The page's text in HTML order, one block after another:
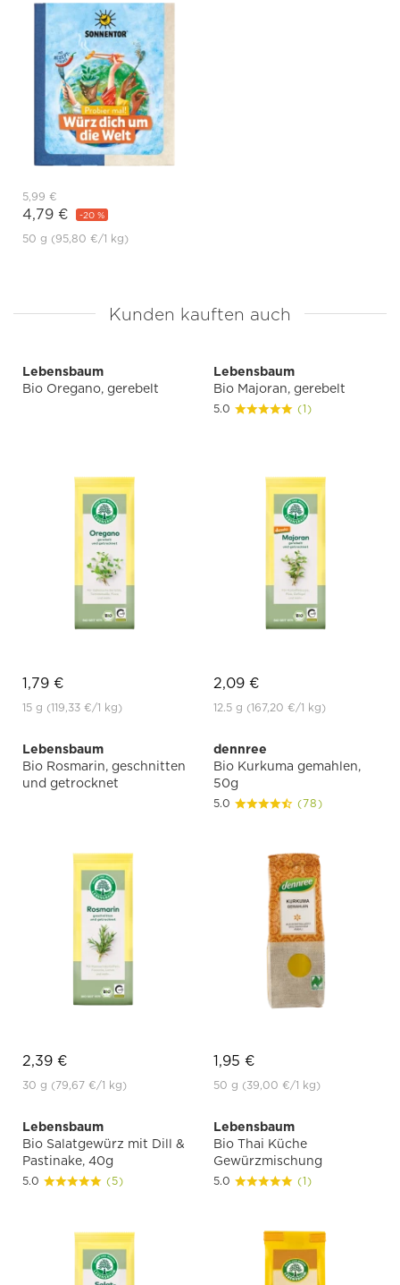
5,99 €
4,79 € -20 %
50 g (95,80 €/1 kg)
Kunden kauften auch
Lebensbaum
Bio Oregano, gerebelt
1,79 €
15 g (119,33 €/1 kg)
Lebensbaum
Bio Majoran, gerebelt
5.0 (1)
2,09 €
12.5 g (167,20 €/1 kg)
Lebensbaum
Bio Rosmarin, geschnitten
und getrocknet
2,39 €
30 g (79,67 €/1 kg)
dennree
Bio Kurkuma gemahlen,
50g
5.0 (78)
1,95 €
50 g (39,00 €/1 kg)
Lebensbaum
Bio Salatgewürz mit Dill &
Pastinake, 40g
5.0 (5)
Lebensbaum
Bio Thai Küche
Gewürzmischung
5.0 (1)